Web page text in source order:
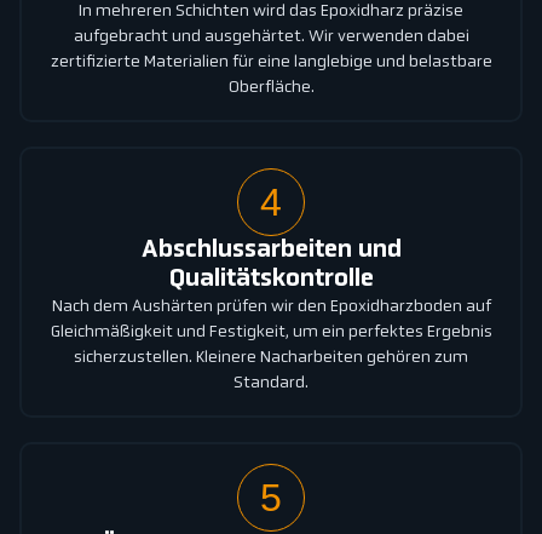
In mehreren Schichten wird das Epoxidharz präzise
aufgebracht und ausgehärtet. Wir verwenden dabei
zertifizierte Materialien für eine langlebige und belastbare
Oberfläche.
4
Abschlussarbeiten und
Qualitätskontrolle
Nach dem Aushärten prüfen wir den Epoxidharzboden auf
Gleichmäßigkeit und Festigkeit, um ein perfektes Ergebnis
sicherzustellen. Kleinere Nacharbeiten gehören zum
Standard.
5